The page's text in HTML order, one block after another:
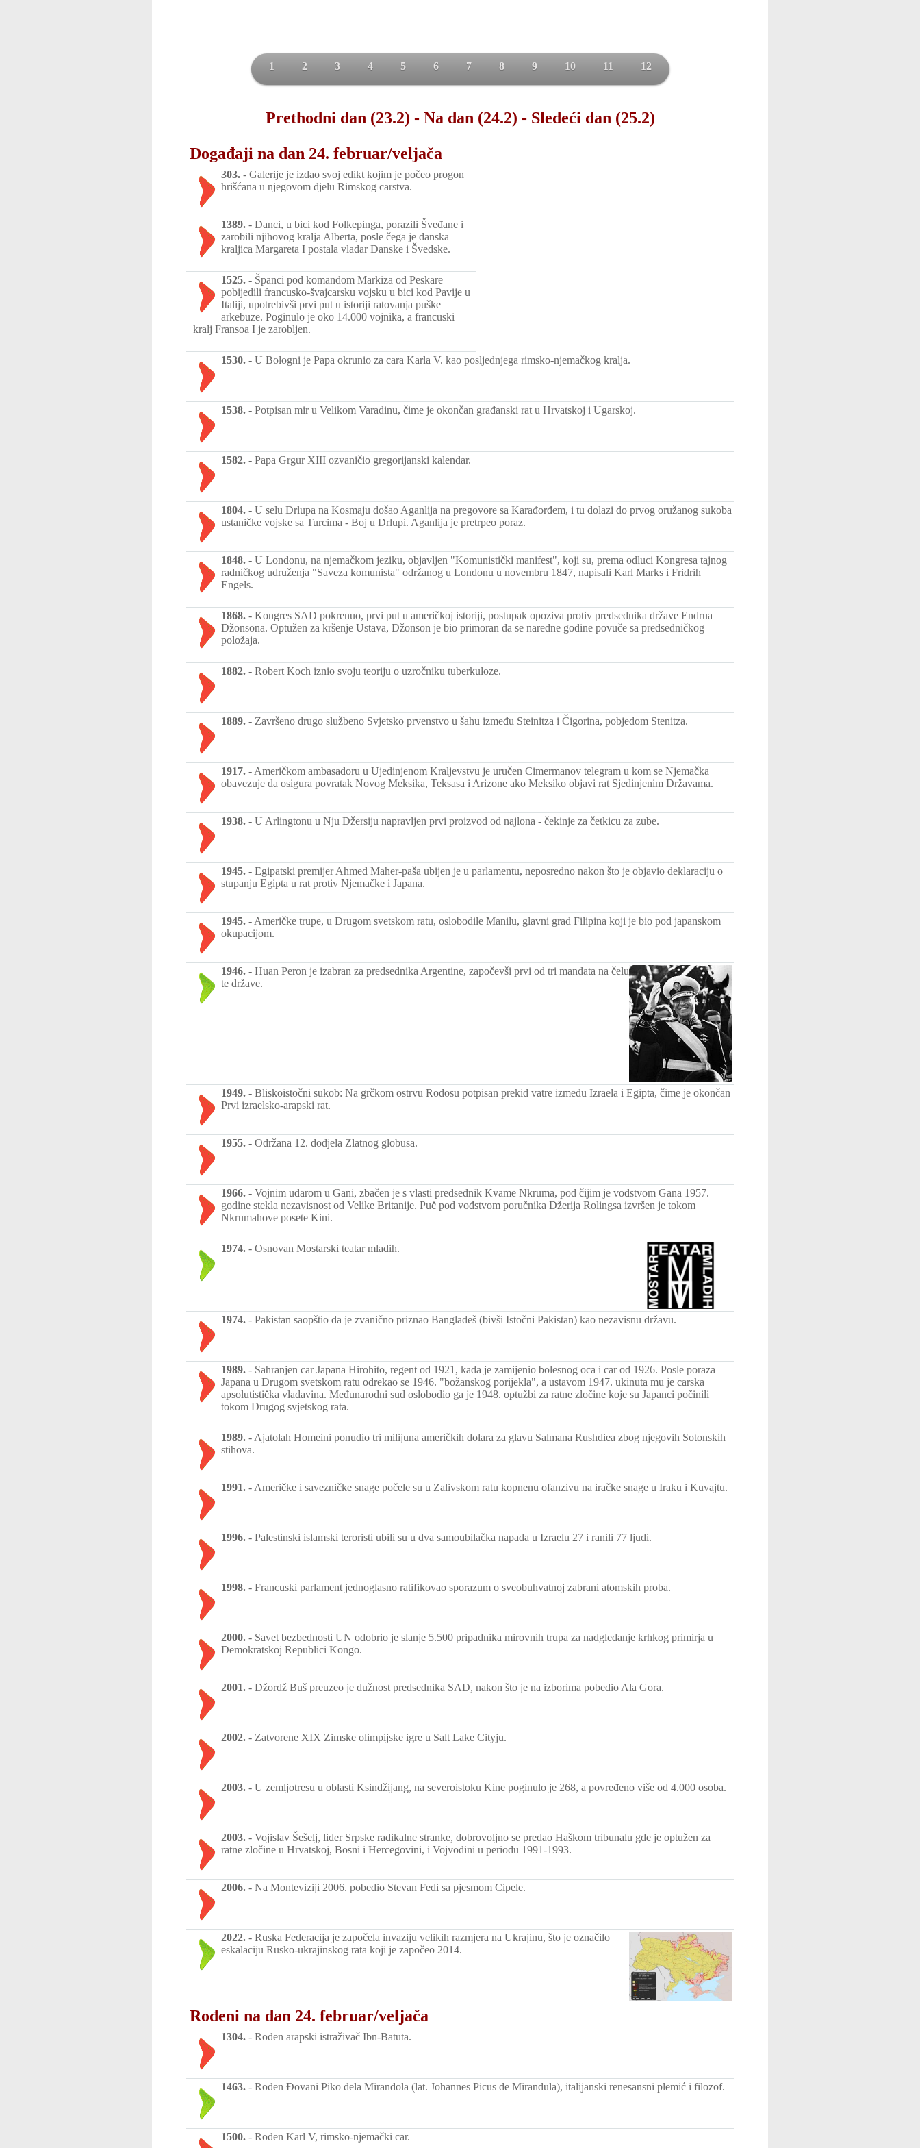
1 2 3 4 5 6 7 8 9 10 11 12
Prethodni dan (23.2) - Na dan (24.2) - Sledeći dan (25.2)
Događaji na dan 24. februar/veljača
303. - Galerije je izdao svoj edikt kojim je počeo progon
hrišćana u njegovom djelu Rimskog carstva.
1389. - Danci, u bici kod Folkepinga, porazili Šveđane i
zarobili njihovog kralja Alberta, posle čega je danska
kraljica Margareta I postala vladar Danske i Švedske.
1525. - Španci pod komandom Markiza od Peskare
pobijedili francusko-švajcarsku vojsku u bici kod Pavije u
Italiji, upotrebivši prvi put u istoriji ratovanja puške
arkebuze. Poginulo je oko 14.000 vojnika, a francuski
kralj Fransoa I je zarobljen.
1530. - U Bologni je Papa okrunio za cara Karla V. kao posljednjega rimsko-njemačkog kralja.
1538. - Potpisan mir u Velikom Varadinu, čime je okončan građanski rat u Hrvatskoj i Ugarskoj.
1582. - Papa Grgur XIII ozvaničio gregorijanski kalendar.
1804. - U selu Drlupa na Kosmaju došao Aganlija na pregovore sa Karađorđem, i tu dolazi do prvog oružanog sukoba
ustaničke vojske sa Turcima - Boj u Drlupi. Aganlija je pretrpeo poraz.
1848. - U Londonu, na njemačkom jeziku, objavljen "Komunistički manifest", koji su, prema odluci Kongresa tajnog
radničkog udruženja "Saveza komunista" održanog u Londonu u novembru 1847, napisali Karl Marks i Fridrih
Engels.
1868. - Kongres SAD pokrenuo, prvi put u američkoj istoriji, postupak opoziva protiv predsednika države Endrua
Džonsona. Optužen za kršenje Ustava, Džonson je bio primoran da se naredne godine povuče sa predsedničkog
položaja.
1882. - Robert Koch iznio svoju teoriju o uzročniku tuberkuloze.
1889. - Završeno drugo službeno Svjetsko prvenstvo u šahu između Steinitza i Čigorina, pobjedom Stenitza.
1917. - Američkom ambasadoru u Ujedinjenom Kraljevstvu je uručen Cimermanov telegram u kom se Njemačka
obavezuje da osigura povratak Novog Meksika, Teksasa i Arizone ako Meksiko objavi rat Sjedinjenim Državama.
1938. - U Arlingtonu u Nju Džersiju napravljen prvi proizvod od najlona - čekinje za četkicu za zube.
1945. - Egipatski premijer Ahmed Maher-paša ubijen je u parlamentu, neposredno nakon što je objavio deklaraciju o
stupanju Egipta u rat protiv Njemačke i Japana.
1945. - Američke trupe, u Drugom svetskom ratu, oslobodile Manilu, glavni grad Filipina koji je bio pod japanskom
okupacijom.
1946. - Huan Peron je izabran za predsednika Argentine, započevši prvi od tri mandata na čelu
te države.
1949. - Bliskoistočni sukob: Na grčkom ostrvu Rodosu potpisan prekid vatre između Izraela i Egipta, čime je okončan
Prvi izraelsko-arapski rat.
1955. - Održana 12. dodjela Zlatnog globusa.
1966. - Vojnim udarom u Gani, zbačen je s vlasti predsednik Kvame Nkruma, pod čijim je vođstvom Gana 1957.
godine stekla nezavisnost od Velike Britanije. Puč pod vođstvom poručnika Džerija Rolingsa izvršen je tokom
Nkrumahove posete Kini.
1974. - Osnovan Mostarski teatar mladih.
1974. - Pakistan saopštio da je zvanično priznao Bangladeš (bivši Istočni Pakistan) kao nezavisnu državu.
1989. - Sahranjen car Japana Hirohito, regent od 1921, kada je zamijenio bolesnog oca i car od 1926. Posle poraza
Japana u Drugom svetskom ratu odrekao se 1946. "božanskog porijekla", a ustavom 1947. ukinuta mu je carska
apsolutistička vladavina. Međunarodni sud oslobodio ga je 1948. optužbi za ratne zločine koje su Japanci počinili
tokom Drugog svjetskog rata.
1989. - Ajatolah Homeini ponudio tri milijuna američkih dolara za glavu Salmana Rushdiea zbog njegovih Sotonskih
stihova.
1991. - Američke i savezničke snage počele su u Zalivskom ratu kopnenu ofanzivu na iračke snage u Iraku i Kuvajtu.
1996. - Palestinski islamski teroristi ubili su u dva samoubilačka napada u Izraelu 27 i ranili 77 ljudi.
1998. - Francuski parlament jednoglasno ratifikovao sporazum o sveobuhvatnoj zabrani atomskih proba.
2000. - Savet bezbednosti UN odobrio je slanje 5.500 pripadnika mirovnih trupa za nadgledanje krhkog primirja u
Demokratskoj Republici Kongo.
2001. - Džordž Buš preuzeo je dužnost predsednika SAD, nakon što je na izborima pobedio Ala Gora.
2002. - Zatvorene XIX Zimske olimpijske igre u Salt Lake Cityju.
2003. - U zemljotresu u oblasti Ksindžijang, na severoistoku Kine poginulo je 268, a povređeno više od 4.000 osoba.
2003. - Vojislav Šešelj, lider Srpske radikalne stranke, dobrovoljno se predao Haškom tribunalu gde je optužen za
ratne zločine u Hrvatskoj, Bosni i Hercegovini, i Vojvodini u periodu 1991-1993.
2006. - Na Monteviziji 2006. pobedio Stevan Fedi sa pjesmom Cipele.
2022. - Ruska Federacija je započela invaziju velikih razmjera na Ukrajinu, što je označilo
eskalaciju Rusko-ukrajinskog rata koji je započeo 2014.
Rođeni na dan 24. februar/veljača
1304. - Rođen arapski istraživač Ibn-Batuta.
1463. - Rođen Đovani Piko dela Mirandola (lat. Johannes Picus de Mirandula), italijanski renesansni plemić i filozof.
1500. - Rođen Karl V, rimsko-njemački car.